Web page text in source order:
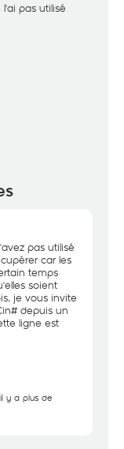
pas utilisé
pas utilisé
car les
temps
soient
je vous invite
depuis un
ligne est
il y a plus de